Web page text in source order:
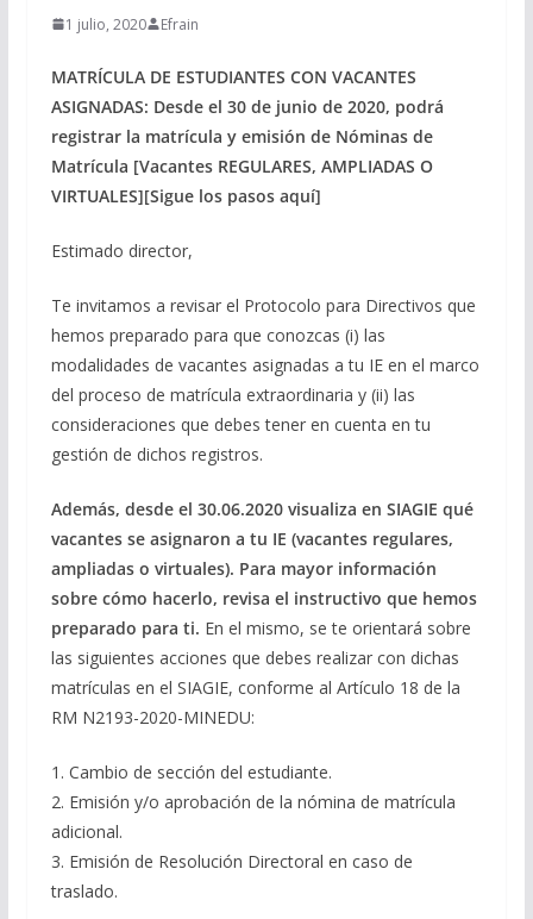
1 julio, 2020 Efrain
MATRÍCULA DE ESTUDIANTES CON VACANTES
ASIGNADAS: Desde el 30 de junio de 2020, podrá
registrar la matrícula y emisión de Nóminas de
Matrícula [Vacantes REGULARES, AMPLIADAS O
VIRTUALES][Sigue los pasos aquí]
Estimado director,
Te invitamos a revisar el Protocolo para Directivos que
hemos preparado para que conozcas (i) las
modalidades de vacantes asignadas a tu IE en el marco
del proceso de matrícula extraordinaria y (ii) las
consideraciones que debes tener en cuenta en tu
gestión de dichos registros.
Además, desde el 30.06.2020 visualiza en SIAGIE qué
vacantes se asignaron a tu IE (vacantes regulares,
ampliadas o virtuales). Para mayor información
sobre cómo hacerlo, revisa el instructivo que hemos
preparado para ti. En el mismo, se te orientará sobre
las siguientes acciones que debes realizar con dichas
matrículas en el SIAGIE, conforme al Artículo 18 de la
RM N2193-2020-MINEDU:
1. Cambio de sección del estudiante.
2. Emisión y/o aprobación de la nómina de matrícula
adicional.
3. Emisión de Resolución Directoral en caso de
traslado.